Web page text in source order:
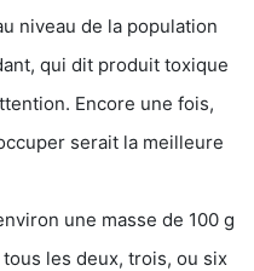
niveau de la population
qui dit produit toxique
Encore une fois,
serait la meilleure
une masse de 100 g
les deux, trois, ou six